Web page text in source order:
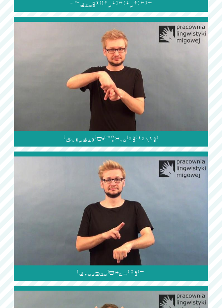


